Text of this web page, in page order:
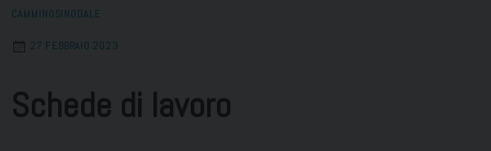
CAMMINOSINODALE
27 FEBBRAIO 2023
Schede di lavoro